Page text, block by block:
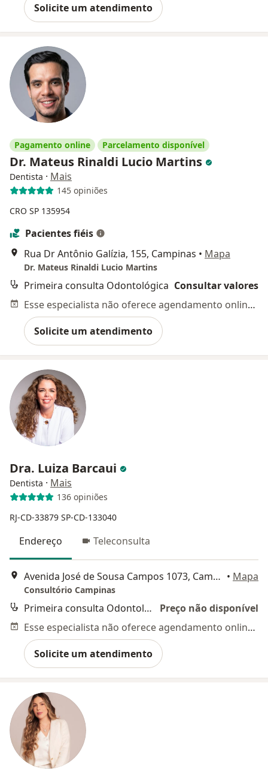
Solicite um atendimento
Pagamento online Parcelamento disponível
Dr. Mateus Rinaldi Lucio Martins
Dentista · Mais
145 opiniões
CRO SP 135954
Pacientes fiéis
Rua Dr Antônio Galízia, 155, Campinas • Mapa
Dr. Mateus Rinaldi Lucio Martins
Primeira consulta Odontológica Consultar valores
Esse especialista não oferece agendamento online para esse endereço.
Solicite um atendimento
Dra. Luiza Barcaui
Dentista · Mais
136 opiniões
RJ-CD-33879 SP-CD-133040
Endereço Teleconsulta
Avenida José de Sousa Campos 1073, Campinas • Mapa
Consultório Campinas
Primeira consulta Odontológica
Preço não disponível
Esse especialista não oferece agendamento online para esse endereço.
Solicite um atendimento